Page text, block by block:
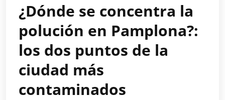
¿Dónde se concentra la
polución en Pamplona?:
los dos puntos de la
ciudad más
contaminados